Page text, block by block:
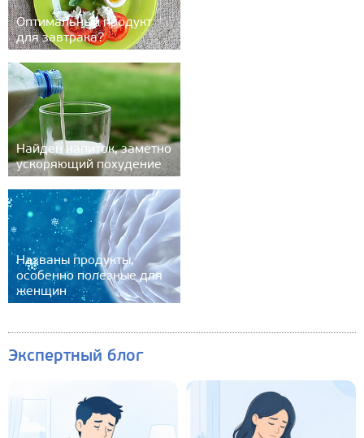
Оптимальный продукт
для завтрака?
Найден напиток, заметно
ускоряющий похудение
Названы продукты,
особенно полезные для
женщин
Экспертный блог